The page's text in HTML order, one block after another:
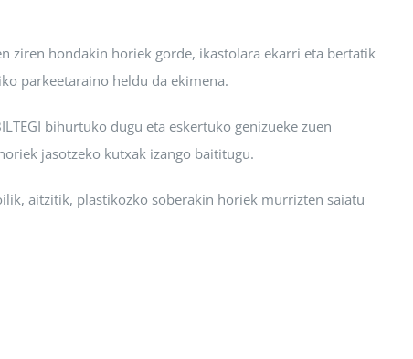
ziren hondakin horiek gorde, ikastolara ekarri eta bertatik
parkeetaraino heldu da ekimena.
bihurtuko dugu eta eskertuko genizueke zuen
jasotzeko kutxak izango baititugu.
aitzitik, plastikozko soberakin horiek murrizten saiatu